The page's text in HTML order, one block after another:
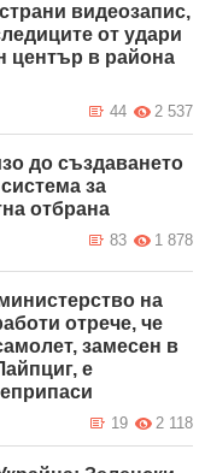
видеозапис,
от удари
център в района
2 537
44
до създаването
за
отбрана
1 878
83
на
отрече, че
замесен в
е
2 118
19